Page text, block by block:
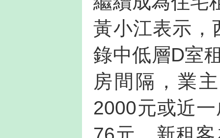
黃小江表示，
錄中低層D室
房間隔，業
2000元或近